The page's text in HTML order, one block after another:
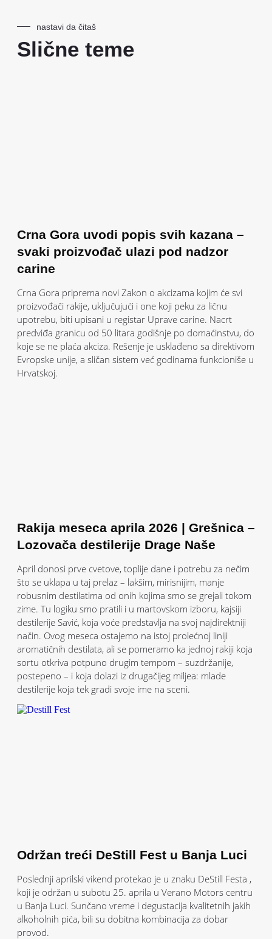
nastavi da čitaš
Slične teme
Crna Gora uvodi popis svih kazana –
svaki proizvođač ulazi pod nadzor
carine
Crna Gora priprema novi Zakon o akcizama kojim će svi
proizvođači rakije, uključujući i one koji peku za ličnu
upotrebu, biti upisani u registar Uprave carine. Nacrt
predviđa granicu od 50 litara godišnje po domaćinstvu, do
koje se ne plaća akciza. Rešenje je usklađeno sa direktivom
Evropske unije, a sličan sistem već godinama funkcioniše u
Hrvatskoj.
Rakija meseca aprila 2026 | Grešnica –
Lozovača destilerije Drage Naše
April donosi prve cvetove, toplije dane i potrebu za nečim
što se uklapa u taj prelaz – lakšim, mirisnijim, manje
robusnim destilatima od onih kojima smo se grejali tokom
zime. Tu logiku smo pratili i u martovskom izboru, kajsiji
destilerije Savić, koja voće predstavlja na svoj najdirektniji
način. Ovog meseca ostajemo na istoj prolećnoj liniji
aromatičnih destilata, ali se pomeramo ka jednoj rakiji koja
sortu otkriva potpuno drugim tempom – suzdržanije,
postepeno – i koja dolazi iz drugačijeg miljea: mlade
destilerije koja tek gradi svoje ime na sceni.
Održan treći DeStill Fest u Banja Luci
Poslednji aprilski vikend protekao je u znaku DeStill Festa ,
koji je održan u subotu 25. aprila u Verano Motors centru
u Banja Luci. Sunčano vreme i degustacija kvalitetnih jakih
alkoholnih pića, bili su dobitna kombinacija za dobar
provod.